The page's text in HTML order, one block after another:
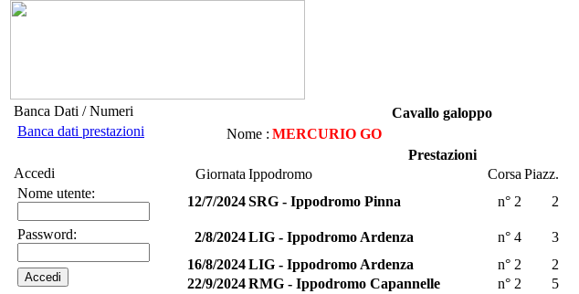
Banca Dati / Numeri
Banca dati prestazioni
Accedi
Nome utente:
Password:
Cavallo galoppo
Nome : MERCURIO GO
Prestazioni
Giornata Ippodromo Corsa Piazz.
12/7/2024SRG - Ippodromo Pinna n° 2 2
2/8/2024LIG - Ippodromo Ardenza n° 4 3
16/8/2024LIG - Ippodromo Ardenza n° 2 2
22/9/2024RMG - Ippodromo Capannelle n° 2 5